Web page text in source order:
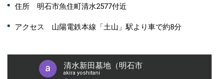
住所 明石市魚住町清水2577付近
アクセス 山陽電鉄本線「土山」駅より車で約8分